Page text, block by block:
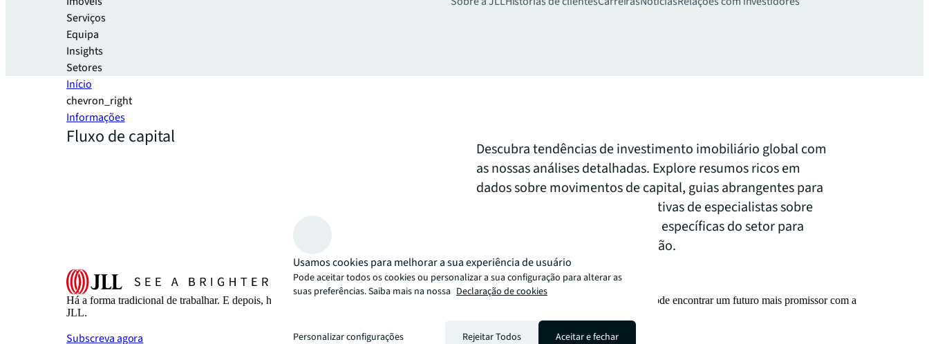
Serviços
Equipa
Insights
Setores
Início
chevron_right
Informações
Fluxo de capital
Descubra tendências de investimento imobiliário global com
as nossas análises detalhadas. Explore resumos ricos em
dados sobre movimentos de capital, guias abrangentes para
mercados emergentes e perspetivas de especialistas sobre
oportunidades de investimento específicas do setor para
informar a sua tomada de decisão.
arrow_upward
Há a forma tradicional de trabalhar. E depois, há a abordagem JLL. Uma abordagem inovadora, perspicaz e humana. Descubra como pode encontrar um futuro mais promissor com a
JLL.
Subscreva agora
Usamos cookies para melhorar a sua experiência de usuário
Pode aceitar todos os cookies ou personalizar a sua configuração para alterar as
suas preferências. Saiba mais na nossa Declaração de cookies
Personalizar configurações Rejeitar Todos Aceitar e fechar